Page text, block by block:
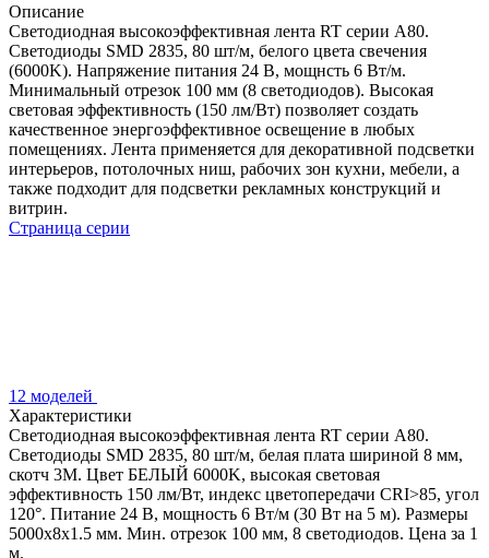
Описание
Светодиодная высокоэффективная лента RT серии A80.
Светодиоды SMD 2835, 80 шт/м, белого цвета свечения
(6000K). Напряжение питания 24 В, мощнсть 6 Вт/м.
Минимальный отрезок 100 мм (8 светодиодов). Высокая
световая эффективность (150 лм/Вт) позволяет создать
качественное энергоэффективное освещение в любых
помещениях. Лента применяется для декоративной подсветки
интерьеров, потолочных ниш, рабочих зон кухни, мебели, а
также подходит для подсветки рекламных конструкций и
витрин.
Страница серии
12 моделей
Характеристики
Светодиодная высокоэффективная лента RT серии A80.
Светодиоды SMD 2835, 80 шт/м, белая плата шириной 8 мм,
скотч 3M. Цвет БЕЛЫЙ 6000K, высокая световая
эффективность 150 лм/Вт, индекс цветопередачи CRI>85, угол
120°. Питание 24 В, мощность 6 Вт/м (30 Вт на 5 м). Размеры
5000x8x1.5 мм. Мин. отрезок 100 мм, 8 светодиодов. Цена за 1
м.